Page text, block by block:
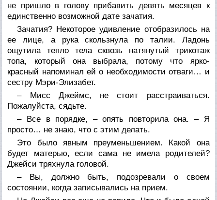
не пришло в голову прибавить девять месяцев к
единственно возможной дате зачатия.
Зачатия? Некоторое удивление отобразилось на
ее лице, а рука скользнула по талии. Ладонь
ощутила тепло тела сквозь натянутый трикотаж
топа, который она выбрала, потому что ярко-
красный напоминал ей о необходимости отваги… и
сестру Мэри-Элизабет.
– Мисс Джеймс, не стоит расстраиваться.
Пожалуйста, сядьте.
– Все в порядке, – опять повторила она. – Я
просто… не знаю, что с этим делать.
Это было явным преуменьшением. Какой она
будет матерью, если сама не имела родителей?
Джейси тряхнула головой.
– Вы, должно быть, подозревали о своем
состоянии, когда записывались на прием.